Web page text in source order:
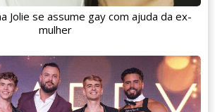
Jolie se assume gay com ajuda da ex-
mulher